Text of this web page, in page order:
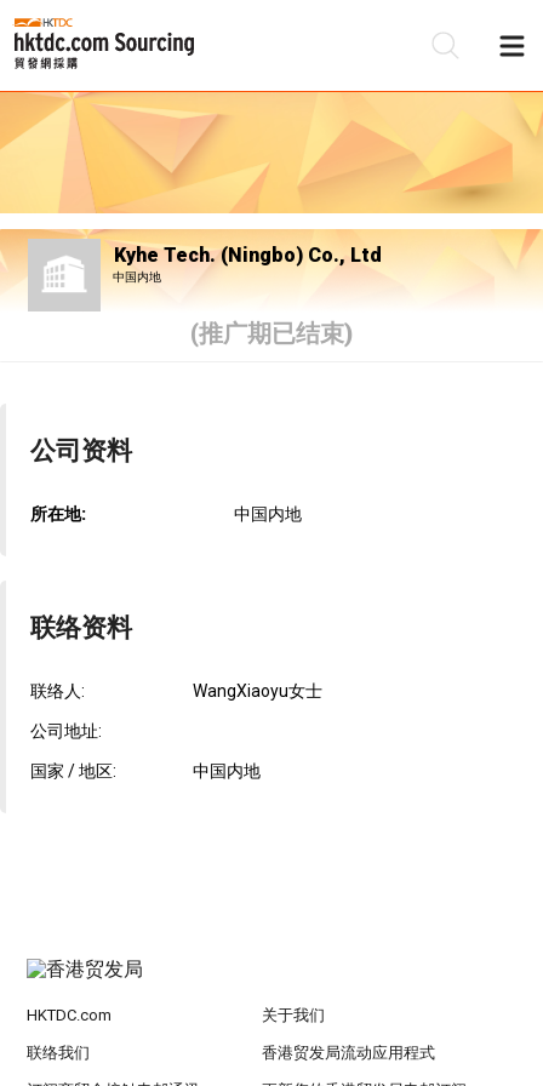
Kyhe Tech. (Ningbo) Co., Ltd
中国内地
(推广期已结束)
公司资料
所在地: 中国内地
联络资料
联络人: WangXiaoyu女士
公司地址:
国家 / 地区: 中国内地
HKTDC.com 关于我们
联络我们 香港贸发局流动应用程式